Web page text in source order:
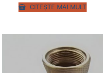
CITEȘTE MAI MULT